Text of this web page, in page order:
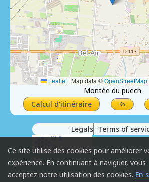
Leaflet | Map data ©OpenStreetMap
Montée du puech
Calcul d'itinéraire
Legals Terms of
Ce site utilise des cookies pour améliorer
expérience. En continuant à naviguer, vous
acceptez notre utilisation des cookies. En